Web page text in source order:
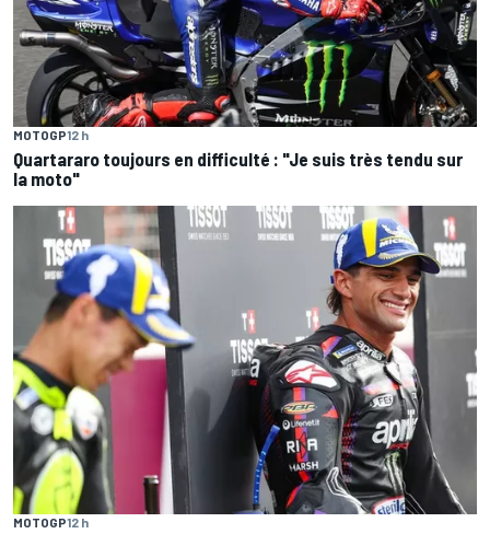
MOTOGP12 h
Quartararo toujours en difficulté : "Je suis très tendu sur
la moto"
MOTOGP12 h